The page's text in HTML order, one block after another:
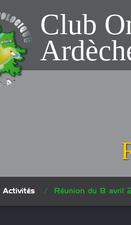
Club
Activités / Réunion du 8 avril